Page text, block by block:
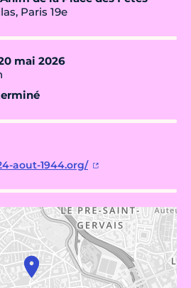
Paris 19e
mai 2026
aout-1944.org/